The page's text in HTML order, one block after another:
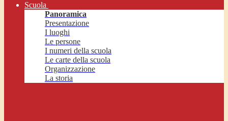
Scuola
Panoramica
Presentazione
I luoghi
Le persone
I numeri della scuola
Le carte della scuola
Organizzazione
La storia